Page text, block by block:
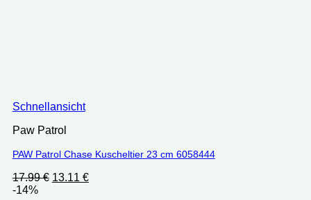
Schnellansicht
Paw Patrol
PAW Patrol Chase Kuscheltier 23 cm ‎6058444
17.99€ Ursprünglicher
13.11 €Aktueller
-14%